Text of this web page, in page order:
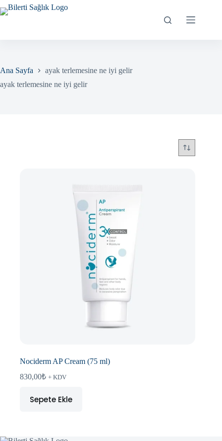
Skip
to
Ana Sayfa
ayak terlemesine ne iyi gelir
ayak terlemesine ne iyi gelir
Nociderm AP Cream (75 ml)
830,00₺ + KDV
Sepete Ekle